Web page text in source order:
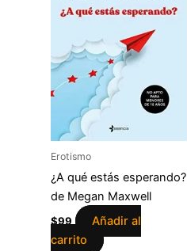
Erotismo
¿A qué estás esperando?
de Megan Maxwell
$99
Añadir al
carrito